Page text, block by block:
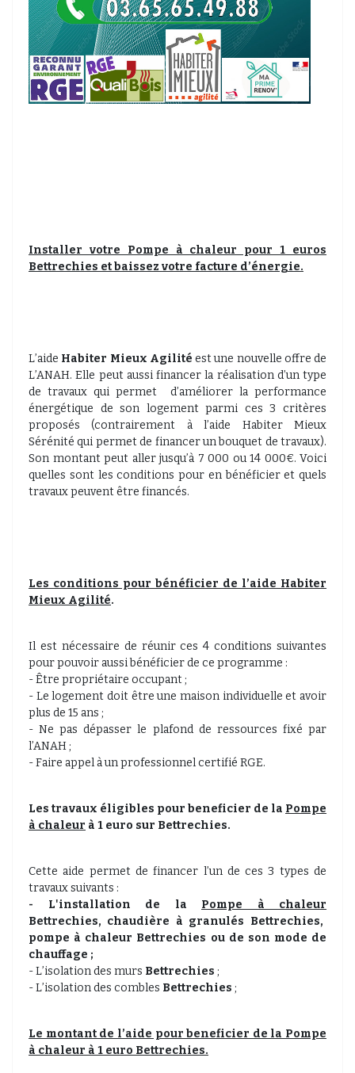
Installer votre Pompe à chaleur pour 1 euros
Bettrechies et baissez votre facture d’énergie.
L’aide Habiter Mieux Agilité est une nouvelle offre de
L’ANAH. Elle peut aussi financer la réalisation d’un type
de travaux qui permet d’améliorer la performance
énergétique de son logement parmi ces 3 critères
proposés (contrairement à l’aide Habiter Mieux
Sérénité qui permet de financer un bouquet de travaux).
Son montant peut aller jusqu’à 7 000 ou 14 000€. Voici
quelles sont les conditions pour en bénéficier et quels
travaux peuvent être financés.
Les conditions pour bénéficier de l’aide Habiter
Mieux Agilité.
Il est nécessaire de réunir ces 4 conditions suivantes
pour pouvoir aussi bénéficier de ce programme :
- Être propriétaire occupant ;
- Le logement doit être une maison individuelle et avoir
plus de 15 ans ;
- Ne pas dépasser le plafond de ressources fixé par
l’ANAH ;
- Faire appel à un professionnel certifié RGE.
Les travaux éligibles pour beneficier de la Pompe
à chaleur à 1 euro sur Bettrechies.
Cette aide permet de financer l’un de ces 3 types de
travaux suivants :
- L'installation de la Pompe à chaleur
Bettrechies, chaudière à granulés Bettrechies,
pompe à chaleur Bettrechies ou de son mode de
chauffage ;
- L’isolation des murs Bettrechies ;
- L’isolation des combles Bettrechies ;
Le montant de l’aide pour beneficier de la Pompe
à chaleur à 1 euro Bettrechies.